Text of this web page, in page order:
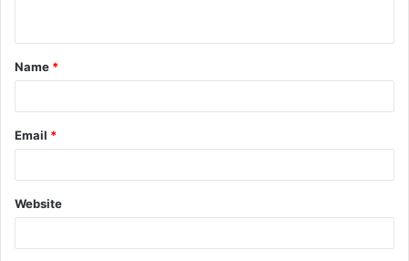
t
*
Name *
Email *
Website